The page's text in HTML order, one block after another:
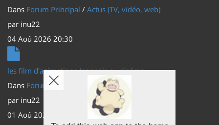
Dans Forum Principal / Actus (TV, vidéo, web)
par inu22
04 Aoû 2026 20:30
les film d'animations Japonais au cinéma
Dans Forum Principal
Actus (TV, vidéo, web)
par inu22
01 Aoû 2026 20:56